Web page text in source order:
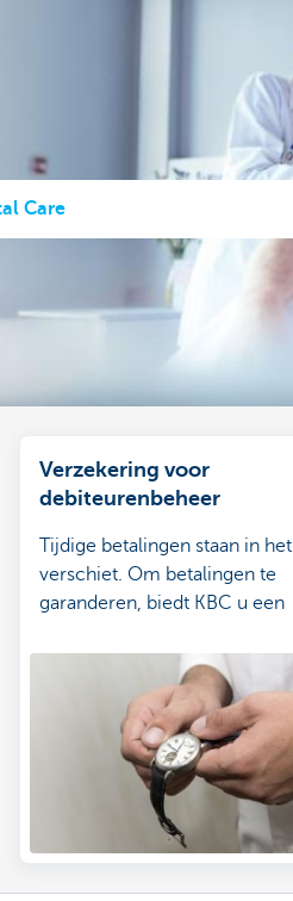
Care
Verzekering voor
debiteurenbeheer
Tijdige betalingen staan in het
verschiet. Om betalingen te
garanderen, biedt KBC u een